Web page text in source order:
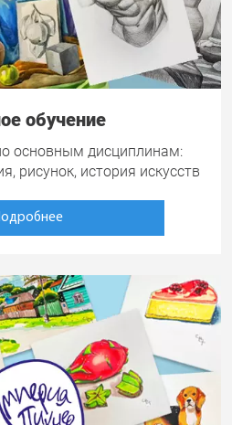
обучение
основным дисциплинам:
рисунок, история искусств